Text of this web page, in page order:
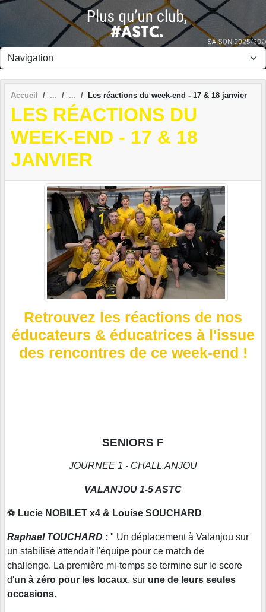
Accueil Les réactions du week-end - 17 & 18 janvier
LES RÉACTIONS DU
WEEK-END - 17 & 18
JANVIER
Retrouvez les réactions de nos
éducateurs & éducatrices à l'issue
des rencontres de ce week-end !
SENIORS F
JOURNEE 1 - CHALL.ANJOU
VALANJOU 1-5 ASTC
⚽ Lucie NOBILET x4 & Louise SOUCHARD
Raphael TOUCHARD : " Un déplacement à Valanjou sur
un stabilisé attendait l'équipe pour ce match de
challenge. La première mi-temps se termine sur le score
d'un à zéro pour les locaux, sur une de leurs seules
occasions.
Panneau de gestion des cookies